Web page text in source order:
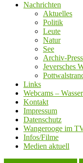
Nachrichten
Aktuelles
Politik
Leute
Natur
See
Archiv-
Jeversches
Links
Webcams –
Kontakt
Impressum
Datenschutz
Wangerooge im
Infos/Filme
Medien aktuell